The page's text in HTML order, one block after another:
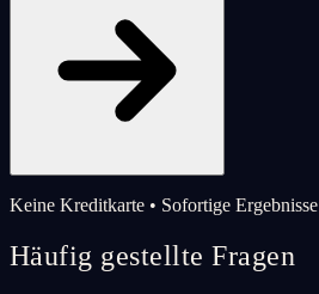
Keine Kreditkarte • Sofortige
Häufig gestellte Fragen